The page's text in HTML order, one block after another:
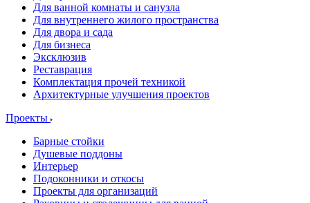
Для ванной комнаты и санузла
Для внутреннего жилого пространства
Для двора и сада
Для бизнеса
Эксклюзив
Реставрация
Комплектация прочей техникой
Архитектурные улучшения проектов
Проекты
Барные стойки
Душевые поддоны
Интерьер
Подоконники и откосы
Проекты для организаций